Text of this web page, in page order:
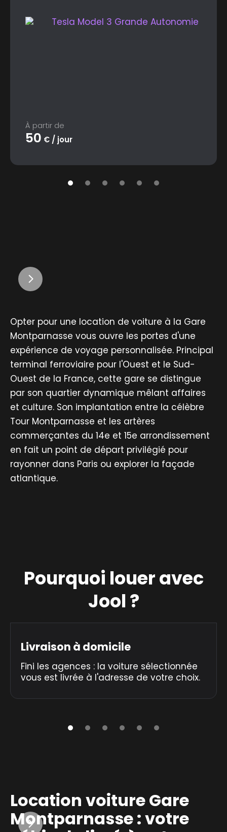
À partir de
50 € / jour
Opter pour une location de voiture à la Gare
Montparnasse vous ouvre les portes d'une
expérience de voyage personnalisée. Principal
terminal ferroviaire pour l'Ouest et le Sud-
Ouest de la France, cette gare se distingue
par son quartier dynamique mêlant affaires
et culture. Son implantation entre la célèbre
Tour Montparnasse et les artères
commerçantes du 14e et 15e arrondissement
en fait un point de départ privilégié pour
rayonner dans Paris ou explorer la façade
atlantique.
Pourquoi louer avec
Jool ?
Livraison à domicile
Fini les agences : la voiture sélectionnée
vous est livrée à l'adresse de votre choix.
Location voiture Gare
Montparnasse : votre